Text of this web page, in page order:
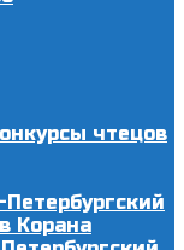
чтецов
Корана